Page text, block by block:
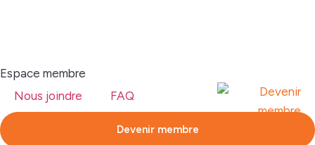
Espace membre
Nous joindre
FAQ
Devenir membre